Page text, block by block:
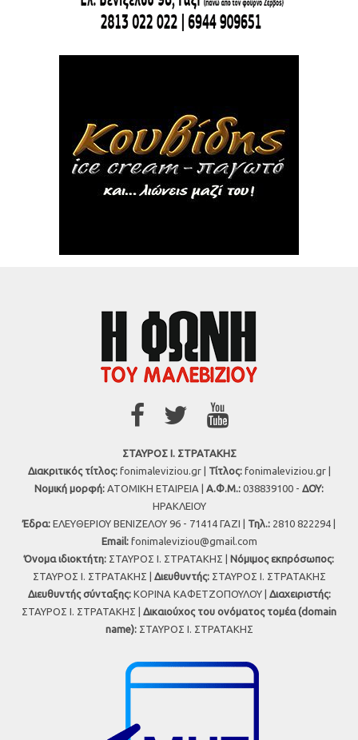
ΣΤΑΥΡΟΣ Ι. ΣΤΡΑΤΑΚΗΣ
Διακριτικός τίτλος:fonimaleviziou.gr | Τίτλος:fonimaleviziou.gr |
Νομική μορφή: ΑΤΟΜΙΚΗ ΕΤΑΙΡΕΙΑ | Α.Φ.Μ.: 038839100 - ΔΟΥ:
ΗΡΑΚΛΕΙΟΥ
Έδρα: ΕΛΕΥΘΕΡΙΟΥ ΒΕΝΙΖΕΛΟΥ 96 - 71414 ΓΑΖΙ | Τηλ.: 2810 822294 |
Εmail: fonimaleviziou@gmail.com
Όνομα ιδιοκτήτη: ΣΤΑΥΡΟΣ Ι. ΣΤΡΑΤΑΚΗΣ | Νόμιμος εκπρόσωπος:
ΣΤΑΥΡΟΣ Ι. ΣΤΡΑΤΑΚΗΣ | Διευθυντής:ΣΤΑΥΡΟΣ Ι. ΣΤΡΑΤΑΚΗΣ
Διευθυντής σύνταξης:ΚΟΡΙΝΑ ΚΑΦΕΤΖΟΠΟΥΛΟΥ | Διαχειριστής:
ΣΤΑΥΡΟΣ Ι. ΣΤΡΑΤΑΚΗΣ | Δικαιούχος του ονόματος τομέα (domain
name):ΣΤΑΥΡΟΣ Ι. ΣΤΡΑΤΑΚΗΣ